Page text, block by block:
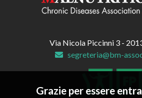
Via Nicola Piccinni 3 -
segreteria@bm-
Grazie per essere